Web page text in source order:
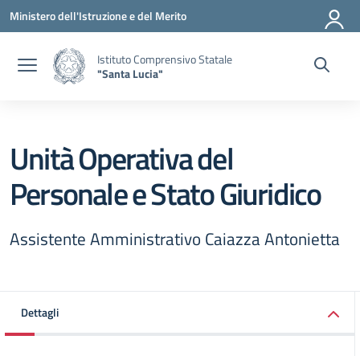
Vai ai contenuti
Vai al menu di navigazione
Vai al footer
Ministero dell'Istruzione e del Merito
Istituto Comprensivo Statale
"Santa Lucia"
Unità Operativa del
Personale e Stato Giuridico
Assistente Amministrativo Caiazza Antonietta
Dettagli